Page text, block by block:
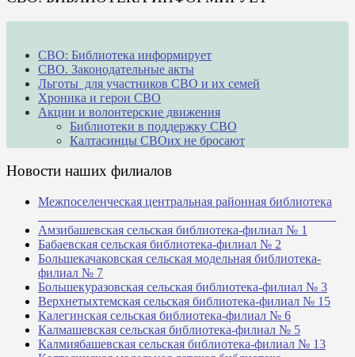
СВО: Библиотека информирует
СВО. Законодательные акты
Льготы для участников СВО и их семей
Хроника и герои СВО
Акции и волонтерские движения
Библиотеки в поддержку СВО
Калтасинцы СВОих не бросают
Новости наших филиалов
Межпоселенческая центральная районная библиотека
Амзибашевская сельская библиотека-филиал № 1
Бабаевская сельская библиотека-филиал № 2
Большекачаковская сельская модельная библиотека-
филиал № 7
Большекуразовская сельская библиотека-филиал № 3
Верхнетыхтемская сельская библиотека-филиал № 15
Калегинская сельская библиотека-филиал № 6
Калмашевская сельская библиотека-филиал № 5
Калмиябашевская сельская библиотека-филиал № 13